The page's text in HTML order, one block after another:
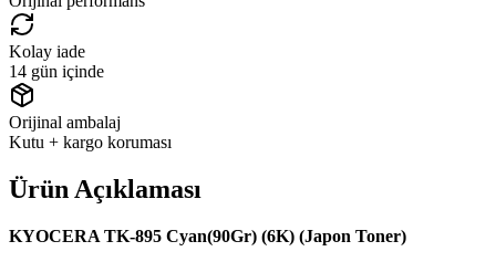
Kolay iade
14 gün içinde
Orijinal ambalaj
Kutu + kargo koruması
Ürün Açıklaması
KYOCERA TK-895 Cyan(90Gr) (6K) (Japon Toner)